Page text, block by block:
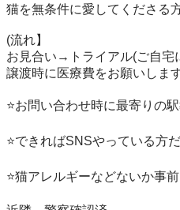
猫を無条件に愛してくださる
(流れ】
お見合い→トライアル(ご自
譲渡時に医療費をお願いします
⭐️お問い合わせ時に最寄りの
⭐️できればSNSやっている方
⭐️猫アレルギーなどないか事